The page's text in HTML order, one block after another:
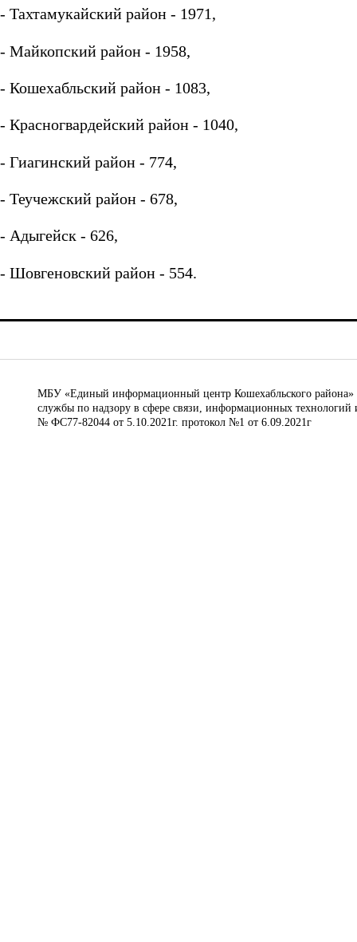
- Тахтамукайский район - 1971,
- Майкопский район - 1958,
- Кошехабльский район - 1083,
- Красногвардейский район - 1040,
- Гиагинский район - 774,
- Теучежский район - 678,
- Адыгейск - 626,
- Шовгеновский район - 554.
МБУ «Единый информационный центр Кошехабльского района»
службы по надзору в сфере связи, информационных
№ ФС77-82044 от 5.10.2021г. протокол №1 от 6.09.2021г